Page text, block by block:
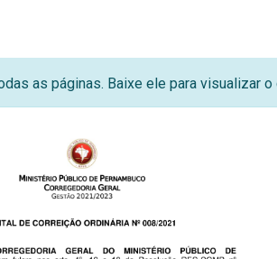
as páginas. Baixe ele para visualizar